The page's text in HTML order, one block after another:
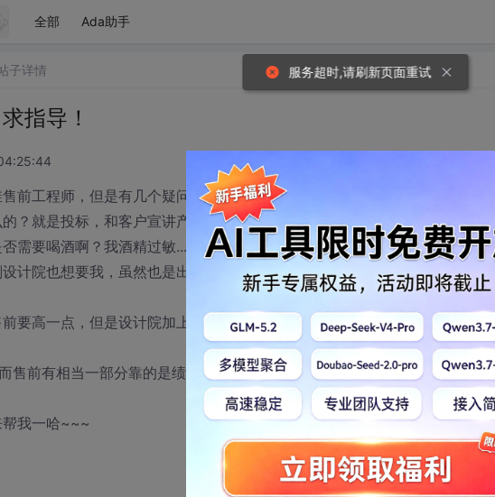
全部 Ada助手
子详情
指导！
前工程师，但是有几个疑问：
？就是投标，和客户宣讲产品吗？是不是还要电话营销和搞公关啊？
需要喝酒啊？我酒精过敏... 甚至有严重的说，有时候要放下自己的自尊？
计院也想要我，虽然也是出差，这个基本在省内，而售前就是全国有一个常
要高一点，但是设计院加上差补也差不多，最重要的是，设计院是正式员工
售前有相当一部分靠的是绩效？
我一哈~~~
服务超时,请刷新页面重试